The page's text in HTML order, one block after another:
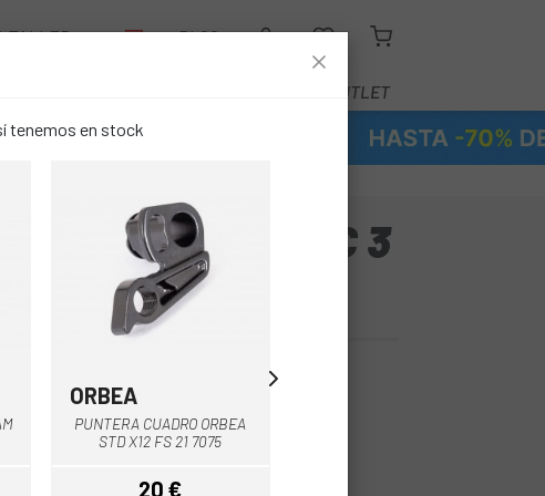
TALLER BLOG
OUTLET
ENDURO ABEC 3
LLB - 27,5X37X7
tenemos en stock
ORBEA
PUNTERA CUADRO ORBEA
STD X12 FS 21 7075
20 €